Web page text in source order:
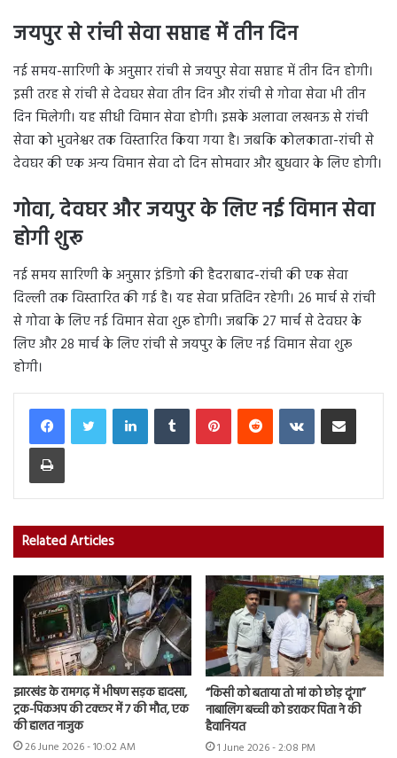
जयपुर से रांची सेवा सप्ताह में तीन दिन
नई समय-सारिणी के अनुसार रांची से जयपुर सेवा सप्ताह में तीन दिन होगी।
इसी तरह से रांची से देवघर सेवा तीन दिन और रांची से गोवा सेवा भी तीन
दिन मिलेगी। यह सीधी विमान सेवा होगी। इसके अलावा लखनऊ से रांची
सेवा को भुवनेश्वर तक विस्तारित किया गया है। जबकि कोलकाता-रांची से
देवघर की एक अन्य विमान सेवा दो दिन सोमवार और बुधवार के लिए होगी।
गोवा,देवघर और जयपुर के लिए नई विमान सेवा
होगी शुरू
नई समय सारिणी के अनुसार इंडिगो की हैदराबाद-रांची की एक सेवा
दिल्ली तक विस्तारित की गई है। यह सेवा प्रतिदिन रहेगी। 26 मार्च से रांची
से गोवा के लिए नई विमान सेवा शुरू होगी। जबकि 27 मार्च से देवघर के
लिए और 28 मार्च के लिए रांची से जयपुर के लिए नई विमान सेवा शुरू
होगी।
LinkedInTumblr PinterestReddit VKontakteShare via Email
Print
Related Articles
झारखंड के रामगढ़ में भीषण सड़क हादसा,
ट्रक-पिकअप की टक्कर में 7 की मौत, एक
की हालत नाजुक
26 June 2026 - 10:02 AM
“किसी को बताया तो मां को छोड़ दूंगा”
नाबालिग बच्ची को डराकर पिता ने की
हैवानियत
1 June 2026 - 2:08 PM